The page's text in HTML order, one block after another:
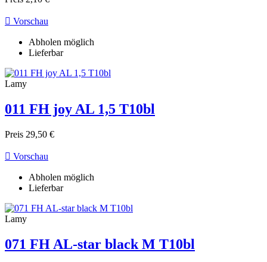
 Vorschau
Abholen möglich
Lieferbar
Lamy
011 FH joy AL 1,5 T10bl
Preis 29,50 €
 Vorschau
Abholen möglich
Lieferbar
Lamy
071 FH AL-star black M T10bl